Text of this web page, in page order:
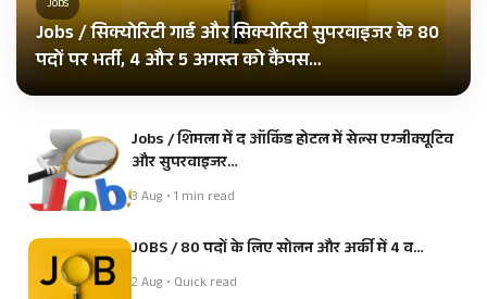
Jobs
Jobs / सिक्योरिटी गार्ड और सिक्योरिटी सुपरवाइजर के 80
पदों पर भर्ती, 4 और 5 अगस्त को कैंपस…
Jobs / शिमला में द ऑर्किड होटल में सेल्स एग्जीक्यूटिव
और सुपरवाइजर…
3 Aug • 1 min read
JOBS / 80 पदों के लिए सोलन और अर्की में 4 व…
2 Aug • Quick read